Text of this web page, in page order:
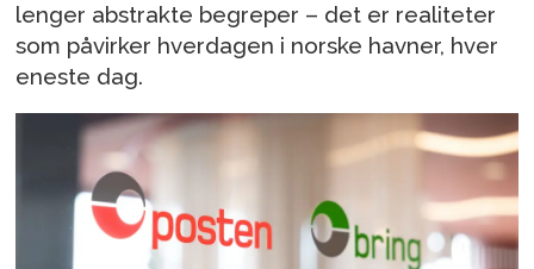
lenger abstrakte begreper – det er realiteter
som påvirker hverdagen i norske havner, hver
eneste dag.